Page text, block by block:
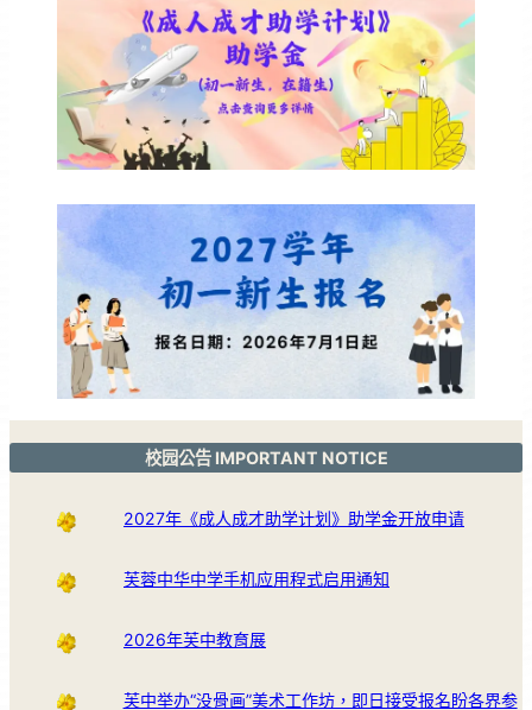
校园公告 IMPORTANT NOTICE
2027年《成人成才助学计划》助学金开放申请
芙蓉中华中学手机应用程式启用通知
2026年芙中教育展
芙中举办“没骨画”美术工作坊，即日接受报名盼各界参